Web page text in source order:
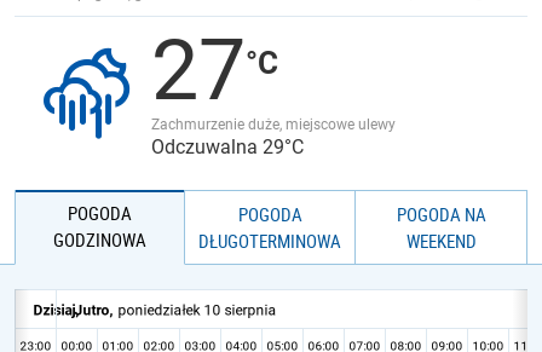
JAKOŚĆ POWIETRZA27
Zachmurzenie duże, miejscowe ulewy
Odczuwalna 29°C
POGODA
GODZINOWA
POGODA
DŁUGOTERMINOWA
POGODA NA
WEEKEND